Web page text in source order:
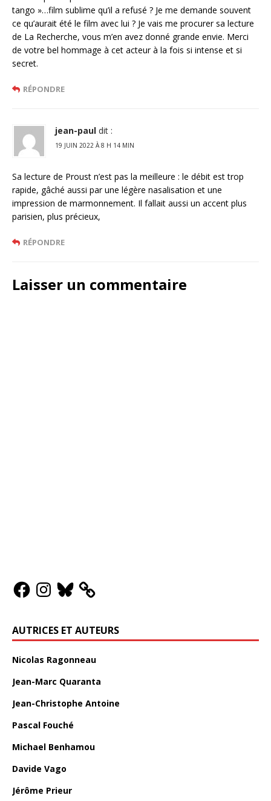
tango »…film sublime qu’il a refusé ? Je me demande souvent
ce qu’aurait été le film avec lui ? Je vais me procurer sa lecture
de La Recherche, vous m’en avez donné grande envie. Merci
de votre bel hommage à cet acteur à la fois si intense et si
secret.
RÉPONDRE
jean-paul dit :
19 JUIN 2022 À 8 H 14 MIN
Sa lecture de Proust n’est pas la meilleure : le débit est trop
rapide, gâché aussi par une légère nasalisation et une
impression de marmonnement. Il fallait aussi un accent plus
parisien, plus précieux,
RÉPONDRE
Laisser un commentaire
AUTRICES ET AUTEURS
Nicolas Ragonneau
Jean-Marc Quaranta
Jean-Christophe Antoine
Pascal Fouché
Michael Benhamou
Davide Vago
Jérôme Prieur